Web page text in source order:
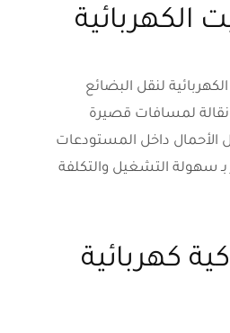
الكهربائية
لنقل البضائع
لمسافات قصيرة
الأحمال داخل المستودعات
بـ سهولة التشغيل والتكلفة
كهربائية